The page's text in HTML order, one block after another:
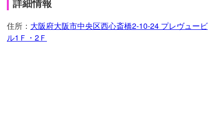
住所： 大阪府大阪市中央区西心斎橋2-10-24 プレヴュービ
ル1Ｆ・2Ｆ